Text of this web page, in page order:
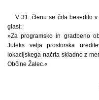
V 31. členu se črta besedilo
glasi:
»Za programsko in gradbeno
Juteks velja prostorska
lokacijskega načrta skladno z
Občine Žalec.«